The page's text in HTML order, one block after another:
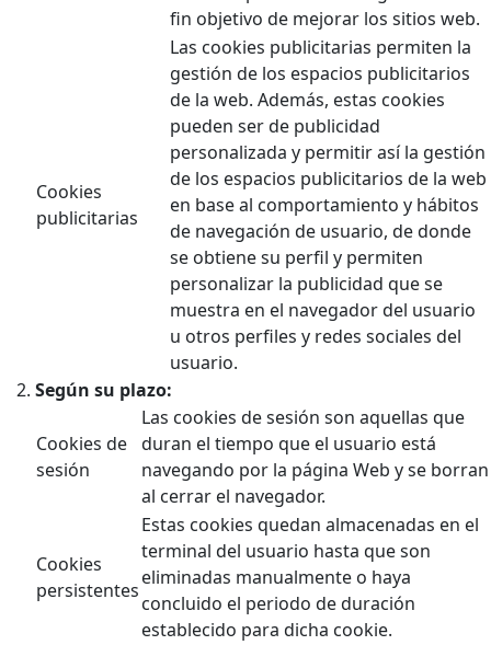
fin objetivo de mejorar los sitios web.
Cookies
publicitarias
Las cookies publicitarias permiten la
gestión de los espacios publicitarios
de la web. Además, estas cookies
pueden ser de publicidad
personalizada y permitir así la gestión
de los espacios publicitarios de la web
en base al comportamiento y hábitos
de navegación de usuario, de donde
se obtiene su perfil y permiten
personalizar la publicidad que se
muestra en el navegador del usuario
u otros perfiles y redes sociales del
usuario.
Según su plazo:
Cookies de
sesión
Las cookies de sesión son aquellas que
duran el tiempo que el usuario está
navegando por la página Web y se borran
al cerrar el navegador.
Cookies
persistentes
Estas cookies quedan almacenadas en el
terminal del usuario hasta que son
eliminadas manualmente o haya
concluido el periodo de duración
establecido para dicha cookie.